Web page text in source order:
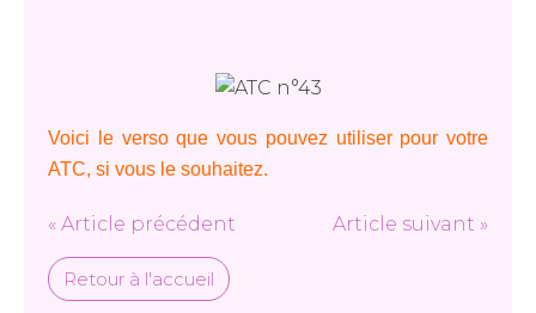
Voici le verso que vous pouvez utiliser pour votre
ATC, si vous le souhaitez.
« Article précédent Article suivant »
Retour à l'accueil